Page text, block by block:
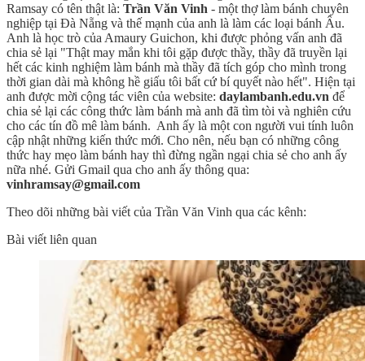
Ramsay có tên thật là: Trần Văn Vinh - một thợ làm bánh chuyên
nghiệp tại Đà Nẵng và thế mạnh của anh là làm các loại bánh Âu.
Anh là học trò của Amaury Guichon, khi được phỏng vấn anh đã
chia sẻ lại "Thật may mắn khi tôi gặp được thầy, thầy đã truyền lại
hết các kinh nghiệm làm bánh mà thầy đã tích góp cho mình trong
thời gian dài mà không hề giấu tôi bất cứ bí quyết nào hết". Hiện tại
anh được mời cộng tác viên của website: daylambanh.edu.vn để
chia sẻ lại các công thức làm bánh mà anh đã tìm tòi và nghiên cứu
cho các tín đồ mê làm bánh. Anh ấy là một con người vui tính luôn
cập nhật những kiến thức mới. Cho nên, nếu bạn có những công
thức hay mẹo làm bánh hay thì đừng ngần ngại chia sẻ cho anh ấy
nữa nhé. Gửi Gmail qua cho anh ấy thông qua:
vinhramsay@gmail.com
Theo dõi những bài viết của Trần Văn Vinh qua các kênh:
Bài viết liên quan